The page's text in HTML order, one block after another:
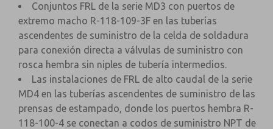
Conjuntos FRL de la serie MD3 con puertos de
extremo macho R-118-109-3F en las tuberías
ascendentes de suministro de la celda de soldadura
para conexión directa a válvulas de suministro con
rosca hembra sin niples de tubería intermedios.
Las instalaciones de FRL de alto caudal de la serie
MD4 en las tuberías ascendentes de suministro de las
prensas de estampado, donde los puertos hembra R-
118-100-4 se conectan a codos de suministro NPT de